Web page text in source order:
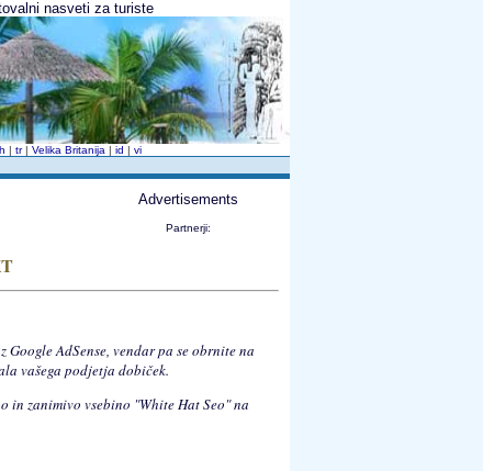
nasveti za turiste
| tr | Velika Britanija | id | vi
Advertisements
Partnerji:
AdSense, vendar pa se obrnite na
vašega podjetja dobiček.
in zanimivo vsebino "White Hat Seo" na